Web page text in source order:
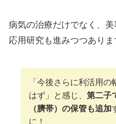
病気の治療だけでなく、
応用研究も進みつつありま
「今後さらに利活用の
はず」と感じ、 第二子
（臍帯）の保管も追加
に！